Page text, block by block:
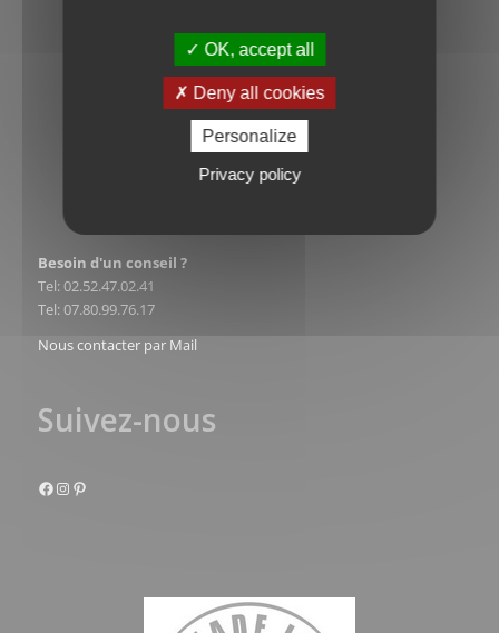
Basée sur66 avis
Besoin d'un conseil ?
Tel: 02.52.47.02.41
Tel: 07.80.99.76.17
Nous contacter par Mail
Suivez-nous
OK, accept all
Deny all cookies
Personalize
Privacy policy